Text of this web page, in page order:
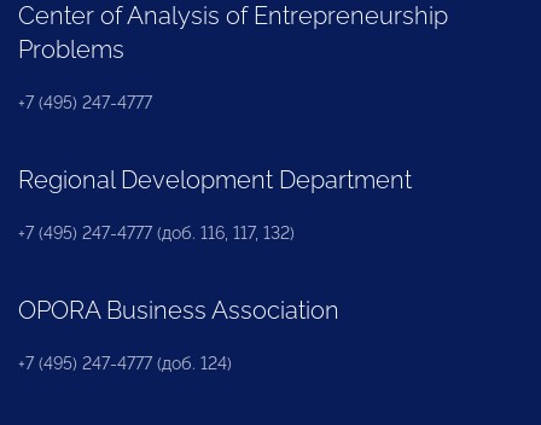
Center of Analysis of Entrepreneurship
Problems
+7 (495) 247-4777
Regional Development Department
+7 (495) 247-4777 (доб. 116, 117, 132)
OPORA Business Association
+7 (495) 247-4777 (доб. 124)